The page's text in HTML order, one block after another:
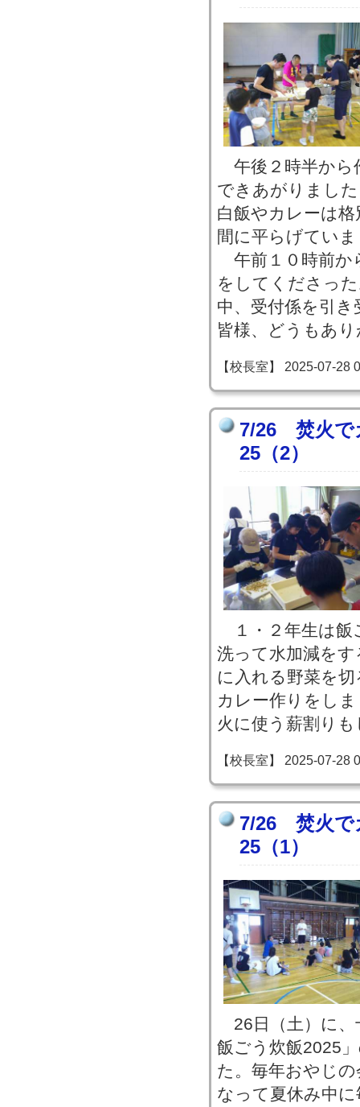
午後２時半から
できあがりまし
白飯やカレーは
間に平らげてい
午前１０時前か
をしてくださっ
中、受付係を引
皆様、どうもあ
【校長室】 2025-07-28
7/26 焚火で
25（2）
１・２年生は飯
洗って水加減を
に入れる野菜を
カレー作りをし
火に使う薪割り
【校長室】 2025-07-28
7/26 焚火で
25（1）
26日（土）に、
飯ごう炊飯2025
た。毎年おやじ
なって夏休み中